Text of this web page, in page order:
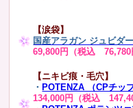
【涙袋】
国産アラガン ジュビダ
69,800円（税込 76,780
【ニキビ痕・毛穴】
・ POTENZA （CPチッ
134,000円（税込